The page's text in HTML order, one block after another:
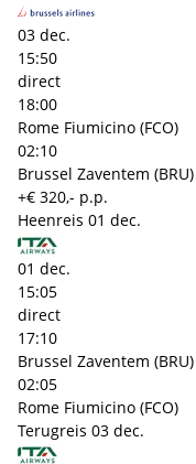
03 dec.
15:50
direct
18:00
Rome Fiumicino (FCO)
02:10
Brussel Zaventem (BRU)
+€ 320,- p.p.
Heenreis 01 dec.
01 dec.
15:05
direct
17:10
Brussel Zaventem (BRU)
02:05
Rome Fiumicino (FCO)
Terugreis 03 dec.